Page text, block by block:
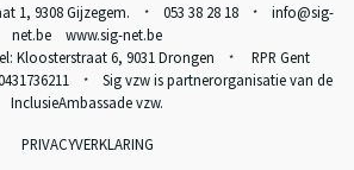
1, 9308 Gijzegem. * 053 38 28 18 *
info@sig-
net.be www.sig-net.be
Kloosterstraat 6, 9031 Drongen
*RPR Gent
*
Sig vzw is partnerorganisatie van de
InclusieAmbassade vzw.
PRIVACYVERKLARING